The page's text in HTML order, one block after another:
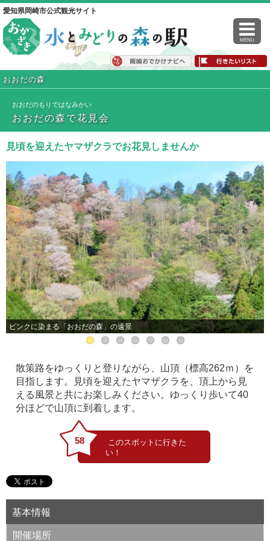
愛知県岡崎市公式観光サイト
MENU
おおだの森
おおだのもりではなみかい
おおだの森で花見会
見頃を迎えたヤマザクラでお花見しませんか
ピンクに染まる「おおだの森」の遠景
散策路をゆっくりと登りながら、山頂（標高262ｍ）を
目指します。見頃を迎えたヤマザクラを、頂上から見
える風景と共にお楽しみください。ゆっくり歩いて40
分ほどで山頂に到着します。
58
基本情報
開催場所